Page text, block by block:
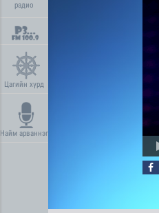
радио
Цагийн хүрд
Найм арваннэг